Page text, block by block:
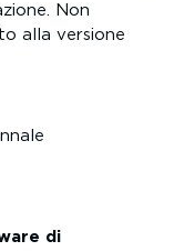
Non
alla versione
di